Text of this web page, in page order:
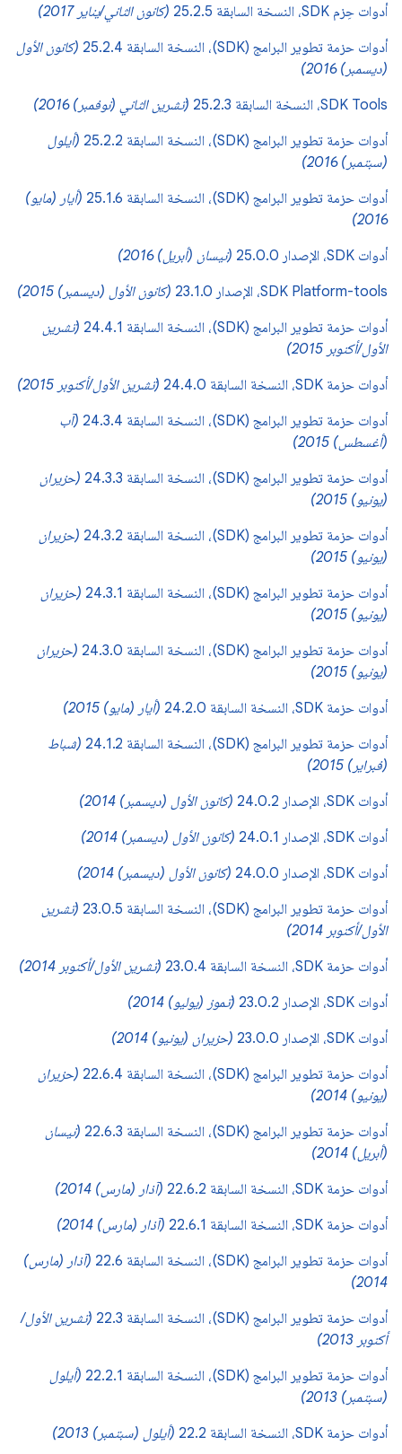
أدوات حِزم SDK، النسخة السابقة 25.2.5
(كانون الثاني/يناير 2017)
أدوات حزمة تطوير البرامج (SDK)، النسخة السابقة 25.2.4
(كانون الأول
(ديسمبر) 2016)
SDK Tools، النسخة السابقة 25.2.3
(تشرين الثاني (نوفمبر) 2016)
أدوات حزمة تطوير البرامج (SDK)، النسخة السابقة 25.2.2
(أيلول
(سبتمبر) 2016)
أدوات حزمة تطوير البرامج (SDK)، النسخة السابقة 25.1.6
(أيار (مايو)
2016)
أدوات SDK، الإصدار 25.0.0
(نيسان (أبريل) 2016)
SDK Platform-tools، الإصدار 23.1.0
(كانون الأول (ديسمبر) 2015)
أدوات حزمة تطوير البرامج (SDK)، النسخة السابقة 24.4.1
(تشرين
الأول/أكتوبر 2015)
أدوات حزمة SDK، النسخة السابقة 24.4.0
(تشرين الأول/أكتوبر 2015)
أدوات حزمة تطوير البرامج (SDK)، النسخة السابقة 24.3.4
(آب
(أغسطس) 2015)
أدوات حزمة تطوير البرامج (SDK)، النسخة السابقة 24.3.3
(حزيران
(يونيو) 2015)
أدوات حزمة تطوير البرامج (SDK)، النسخة السابقة 24.3.2
(حزيران
(يونيو) 2015)
أدوات حزمة تطوير البرامج (SDK)، النسخة السابقة 24.3.1
(حزيران
(يونيو) 2015)
أدوات حزمة تطوير البرامج (SDK)، النسخة السابقة 24.3.0
(حزيران
(يونيو) 2015)
أدوات حزمة SDK، النسخة السابقة 24.2.0
(أيار (مايو) 2015)
أدوات حزمة تطوير البرامج (SDK)، النسخة السابقة 24.1.2
(شباط
(فبراير) 2015)
أدوات SDK، الإصدار 24.0.2
(كانون الأول (ديسمبر) 2014)
أدوات SDK، الإصدار 24.0.1
(كانون الأول (ديسمبر) 2014)
أدوات SDK، الإصدار 24.0.0
(كانون الأول (ديسمبر) 2014)
أدوات حزمة تطوير البرامج (SDK)، النسخة السابقة 23.0.5
(تشرين
الأول/أكتوبر 2014)
أدوات حزمة SDK، النسخة السابقة 23.0.4
(تشرين الأول/أكتوبر 2014)
أدوات SDK، الإصدار 23.0.2
(تموز (يوليو) 2014)
أدوات SDK، الإصدار 23.0.0
(حزيران (يونيو) 2014)
أدوات حزمة تطوير البرامج (SDK)، النسخة السابقة 22.6.4
(حزيران
(يونيو) 2014)
أدوات حزمة تطوير البرامج (SDK)، النسخة السابقة 22.6.3
(نيسان
(أبريل) 2014)
أدوات حزمة SDK، النسخة السابقة 22.6.2
(آذار (مارس) 2014)
أدوات حزمة SDK، النسخة السابقة 22.6.1
(آذار (مارس) 2014)
أدوات حزمة تطوير البرامج (SDK)، النسخة السابقة 22.6
(آذار (مارس)
2014)
أدوات حزمة تطوير البرامج (SDK)، النسخة السابقة 22.3
(تشرين الأول/
أكتوبر 2013)
أدوات حزمة تطوير البرامج (SDK)، النسخة السابقة 22.2.1
(أيلول
(سبتمبر) 2013)
أدوات حزمة SDK، النسخة السابقة 22.2
(أيلول (سبتمبر) 2013)